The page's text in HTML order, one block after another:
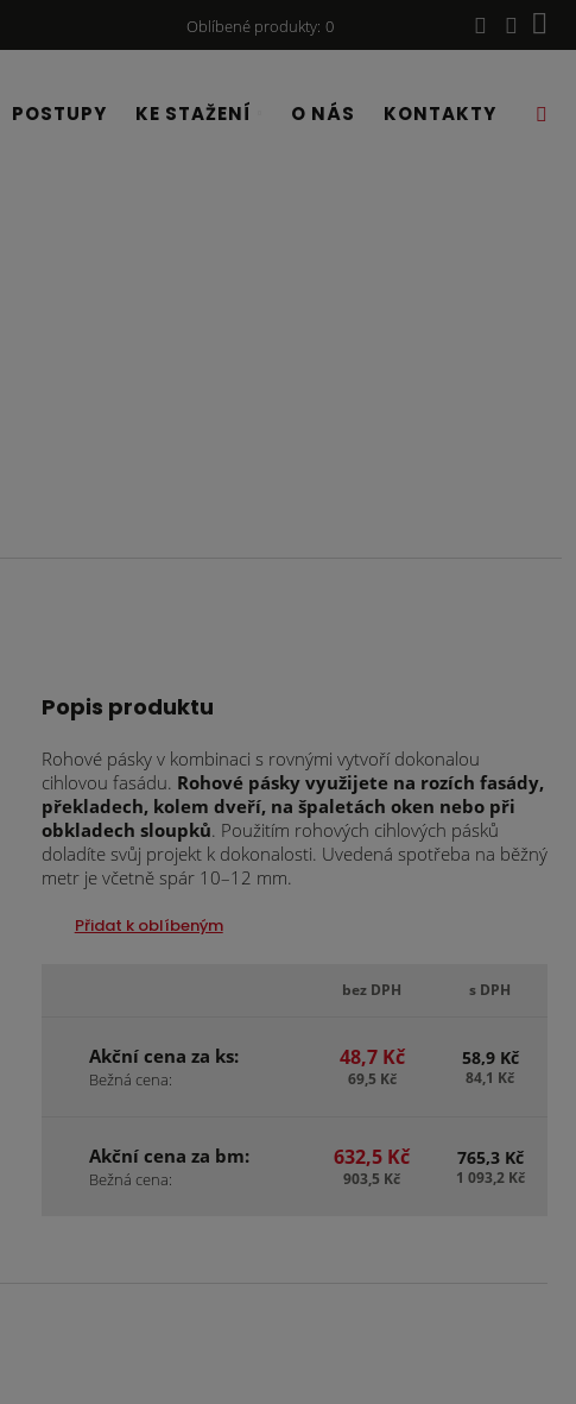
Oblíbené produkty 0
POSTUPY KE STAŽENÍ O NÁS KONTAKTY
Popis produktu
Rohové pásky v kombinaci s rovnými vytvoří dokonalou
cihlovou fasádu. Rohové pásky využijete na rozích fasády,
překladech, kolem dveří, na špaletách oken nebo při
obkladech sloupků. Použitím rohových cihlových pásků
doladíte svůj projekt k dokonalosti. Uvedená spotřeba na běžný
metr je včetně spár 10–12 mm.
Přidat k oblíbeným
bez DPH s DPH
Akční cena za ks:
Bežná cena:
48,7 Kč
69,5 Kč
58,9 Kč
84,1 Kč
Akční cena za bm:
Bežná cena:
632,5 Kč
903,5 Kč
765,3 Kč
1 093,2 Kč